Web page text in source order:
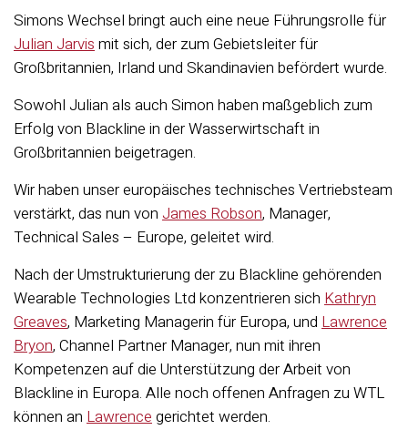
Simons Wechsel bringt auch eine neue Führungsrolle für
Julian Jarvismit sich, der zum Gebietsleiter für
Großbritannien, Irland und Skandinavien befördert wurde.
Sowohl Julian als auch Simon haben maßgeblich zum
Erfolg von Blackline in der Wasserwirtschaft in
Großbritannien beigetragen.
Wir haben unser europäisches technisches Vertriebsteam
verstärkt, das nun von James Robson, Manager,
Technical Sales – Europe, geleitet wird.
Nach der Umstrukturierung der zu Blackline gehörenden
Wearable Technologies Ltd konzentrieren sich Kathryn
Greaves, Marketing Managerin für Europa, und Lawrence
Bryon, Channel Partner Manager, nun mit ihren
Kompetenzen auf die Unterstützung der Arbeit von
Blackline in Europa. Alle noch offenen Anfragen zu WTL
können an Lawrencegerichtet werden.